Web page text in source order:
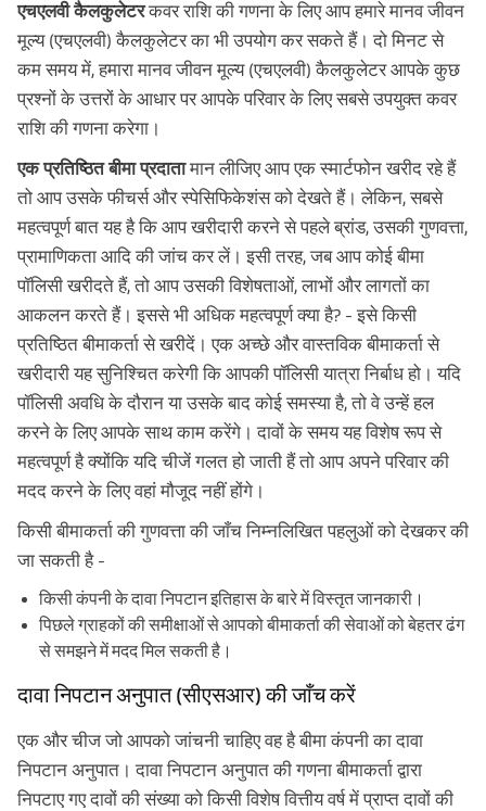
एचएलवी कैलकुलेटरकवर राशि की गणना के लिए आप हमारे मानव जीवन
मूल्य (एचएलवी) कैलकुलेटर का भी उपयोग कर सकते हैं। दो मिनट से
कम समय में, हमारा मानव जीवन मूल्य (एचएलवी) कैलकुलेटर आपके कुछ
प्रश्नों के उत्तरों के आधार पर आपके परिवार के लिए सबसे उपयुक्त कवर
राशि की गणना करेगा।
एक प्रतिष्ठित बीमा प्रदातामान लीजिए आप एक स्मार्टफोन खरीद रहे हैं
तो आप उसके फीचर्स और स्पेसिफिकेशंस को देखते हैं। लेकिन, सबसे
महत्वपूर्ण बात यह है कि आप खरीदारी करने से पहले ब्रांड, उसकी गुणवत्ता,
प्रामाणिकता आदि की जांच कर लें। इसी तरह, जब आप कोई बीमा
पॉलिसी खरीदते हैं, तो आप उसकी विशेषताओं, लाभों और लागतों का
आकलन करते हैं। इससे भी अधिक महत्वपूर्ण क्या है? - इसे किसी
प्रतिष्ठित बीमाकर्ता से खरीदें। एक अच्छे और वास्तविक बीमाकर्ता से
खरीदारी यह सुनिश्चित करेगी कि आपकी पॉलिसी यात्रा निर्बाध हो। यदि
पॉलिसी अवधि के दौरान या उसके बाद कोई समस्या है, तो वे उन्हें हल
करने के लिए आपके साथ काम करेंगे। दावों के समय यह विशेष रूप से
महत्वपूर्ण है क्योंकि यदि चीजें गलत हो जाती हैं तो आप अपने परिवार की
मदद करने के लिए वहां मौजूद नहीं होंगे।
किसी बीमाकर्ता की गुणवत्ता की जाँच निम्नलिखित पहलुओं को देखकर की
जा सकती है -
किसी कंपनी के दावा निपटान इतिहास के बारे में विस्तृत जानकारी।
पिछले ग्राहकों की समीक्षाओं से आपको बीमाकर्ता की सेवाओं को बेहतर ढंग
से समझने में मदद मिल सकती है।
दावा निपटान अनुपात (सीएसआर) की जाँच करें
एक और चीज जो आपको जांचनी चाहिए वह है बीमा कंपनी का दावा
निपटान अनुपात। दावा निपटान अनुपात की गणना बीमाकर्ता द्वारा
निपटाए गए दावों की संख्या को किसी विशेष वित्तीय वर्ष में प्राप्त दावों की